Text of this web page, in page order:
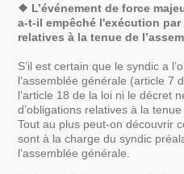
❖ L’événement de force
a-t-il empêché l'exécution
relatives à la tenue de
S’il est certain que le syndic a
l’assemblée générale (article 7
l’article 18 de la loi ni le décret
d’obligations relatives à la
Tout au plus peut-on découvrir
sont à la charge du syndic
l’assemblée générale.